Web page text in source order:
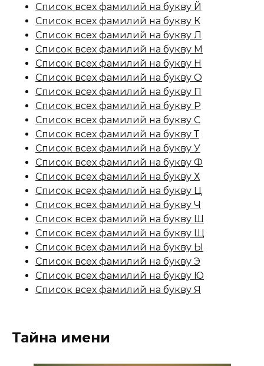
Список всех фамилий на букву Й
Список всех фамилий на букву К
Список всех фамилий на букву Л
Список всех фамилий на букву М
Список всех фамилий на букву Н
Список всех фамилий на букву О
Список всех фамилий на букву П
Список всех фамилий на букву Р
Список всех фамилий на букву С
Список всех фамилий на букву Т
Список всех фамилий на букву У
Список всех фамилий на букву Ф
Список всех фамилий на букву Х
Список всех фамилий на букву Ц
Список всех фамилий на букву Ч
Список всех фамилий на букву Ш
Список всех фамилий на букву Щ
Список всех фамилий на букву Ы
Список всех фамилий на букву Э
Список всех фамилий на букву Ю
Список всех фамилий на букву Я
Тайна имени